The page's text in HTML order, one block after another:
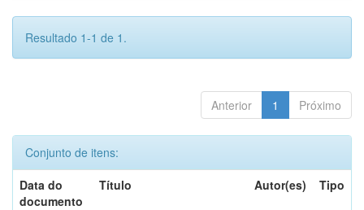
Resultado 1-1 de 1.
Anterior 1 Próximo
Conjunto de itens:
Data do
documento
Título Autor(es) Tipo